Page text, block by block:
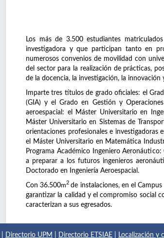
Los más de 3.500 estudiantes
investigadora y que participan tanto en
numerosos convenios de movilidad con
del sector para la realización de prácticas,
de la docencia, la investigación, la innovación
Imparte tres títulos de grado oficiales: el
(GIA) y el Grado en Gestión y
aeroespacial: el Máster Universitario en
Máster Universitario en Sistemas de
orientaciones profesionales e investigadoras
el Máster Universitario en Matemática
Programa Académico Ingeniero
a preparar a los futuros ingenieros
Doctorado en Ingeniería Aeroespacial.
Con 36.500m2 de instalaciones, en el
garantizar la calidad y el compromiso social
caracterizan a sus egresados.
Directorio UPM Directorio ETSIAE Localización y